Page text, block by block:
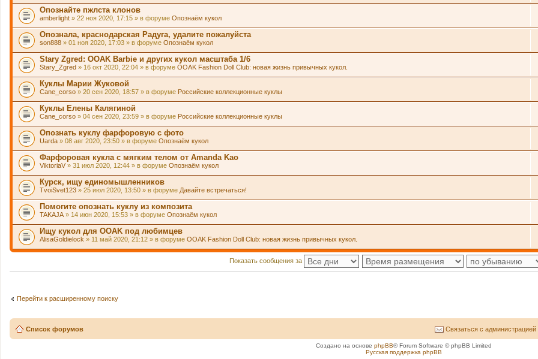
Опознайте пжлста клонов
amberlight » 22 ноя 2020, 17:15 » в форуме Опознаём кукол
Опознала, краснодарская Радуга, удалите пожалуйста
son888 » 01 ноя 2020, 17:03 » в форуме Опознаём кукол
Stary Zgred: OOAK Barbie и других кукол масштаба 1/6
Stary_Zgred » 16 окт 2020, 22:04 » в форуме OOAK Fashion Doll Club: новая жизнь привычных кукол.
Куклы Марии Жуковой
Cane_corso » 20 сен 2020, 18:57 » в форуме Российские коллекционные куклы
Куклы Елены Калягиной
Cane_corso » 04 сен 2020, 23:59 » в форуме Российские коллекционные куклы
Опознать куклу фарфоровую с фото
Uarda » 08 авг 2020, 23:50 » в форуме Опознаём кукол
Фарфоровая кукла с мягким телом от Amanda Kao
ViktoriaV» 31 июл 2020, 12:44 » в форуме Опознаём кукол
Курск, ищу единомышленников
TvoiSvet123 » 25 июл 2020, 13:50 » в форуме Давайте встречаться!
Помогите опознать куклу из композита
TAKAJA » 14 июн 2020, 15:53 » в форуме Опознаём кукол
Ищу кукол для OOAK под любимцев
AlisaGoldielock » 11 май 2020, 21:12 » в форуме OOAK Fashion Doll Club: новая жизнь привычных кукол.
Показать сообщения за
Перейти к расширенному поиску
Список форумов Связаться с администрацией
Создано на основе phpBB® Forum Software © phpBB Limited
Русская поддержка phpBB